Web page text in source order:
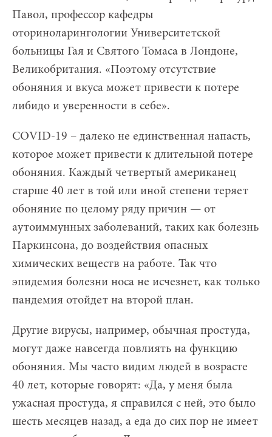
Павол, профессор кафедры
оториноларингологии Университетской
больницы Гая и Святого Томаса в Лондоне,
Великобритания. «Поэтому отсутствие
обоняния и вкуса может привести к потере
либидо и уверенности в себе».
COVID-19 – далеко не единственная напасть,
которое может привести к длительной потере
обоняния. Каждый четвертый американец
старше 40 лет в той или иной степени теряет
обоняние по целому ряду причин — от
аутоиммунных заболеваний, таких как болезнь
Паркинсона, до воздействия опасных
химических веществ на работе. Так что
эпидемия болезни носа не исчезнет, как только
пандемия отойдет на второй план.
Другие вирусы, например, обычная простуда,
могут даже навсегда повлиять на функцию
обоняния. Мы часто видим людей в возрасте
40 лет, которые говорят: «Да, у меня была
ужасная простуда, я справился с ней, это было
шесть месяцев назад, а еда до сих пор не имеет